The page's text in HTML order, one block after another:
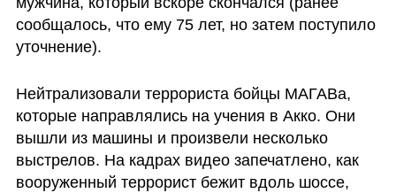
сообщалось, что ему 75 лет, но затем поступило
уточнение).
Нейтрализовали террориста бойцы МАГАВа,
которые направлялись на учения в Акко. Они
вышли из машины и произвели несколько
выстрелов. На кадрах видео запечатлено, как
вооруженный террорист бежит вдоль шоссе,